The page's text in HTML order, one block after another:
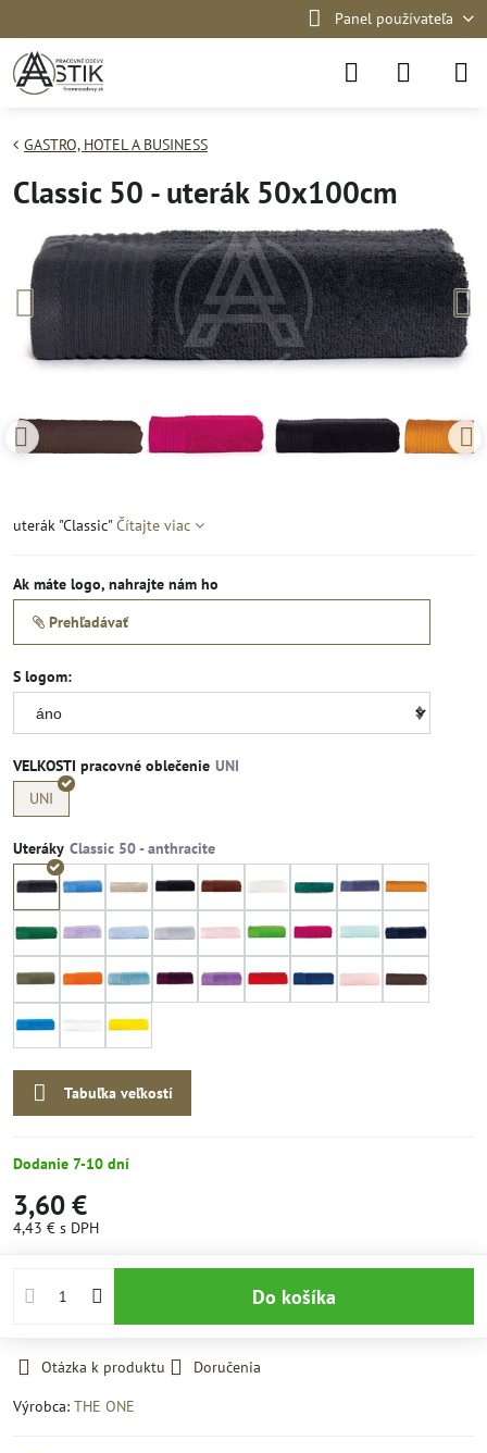
Panel používateľa
GASTRO, HOTEL A BUSINESS
Classic 50 - uterák 50x100cm
uterák "Classic" Čítajte viac
Ak máte logo, nahrajte nám ho
Prehľadávať
S logom:
VELKOSTI pracovné oblečenie
UNI
Uteráky
Tabuľka veľkostí
Dodanie 7-10 dní
3,60 €
4,43 € s DPH
Do košíka
Otázka k produktu
Doručenia
Výrobca: THE ONE